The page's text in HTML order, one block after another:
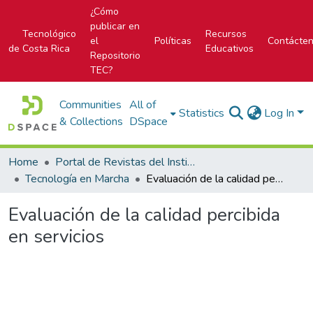
Tecnológico
de Costa Rica
¿Cómo
publicar en
el
Repositorio
TEC?
Políticas
Recursos
Educativos
Communities
& Collections
All of
DSpace
Statistics Log In
Home
Portal de Revistas del Instituto Tecnológico de Costa Rica
Tecnología en Marcha
Evaluación de la calidad percibida en servicios
Evaluación de la calidad percibida
en servicios